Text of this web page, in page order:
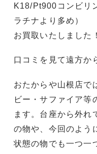
K18/Pt900コンビリ
ラチナより多め）
お買取いたしました！
口コミを見て遠方か
おたからや山根店で
ビー・サファイア等
ます。台座から外れ
の物や、今回のよう
状態の物でも一つ一